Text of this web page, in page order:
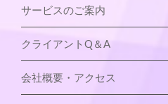
サービスのご案内
クライアントQ＆A
会社概要・アクセス